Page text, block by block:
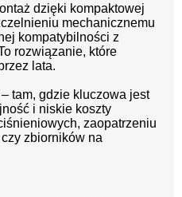
dzięki kompaktowej
mechanicznemu
kompatybilności z
rozwiązanie, które
lata.
– tam, gdzie kluczowa jest
i niskie koszty
zaopatrzeniu
zbiorników na